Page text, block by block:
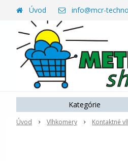
Úvod info@mcr-
Úvod Vlhkomery Kontaktné
Kategórie